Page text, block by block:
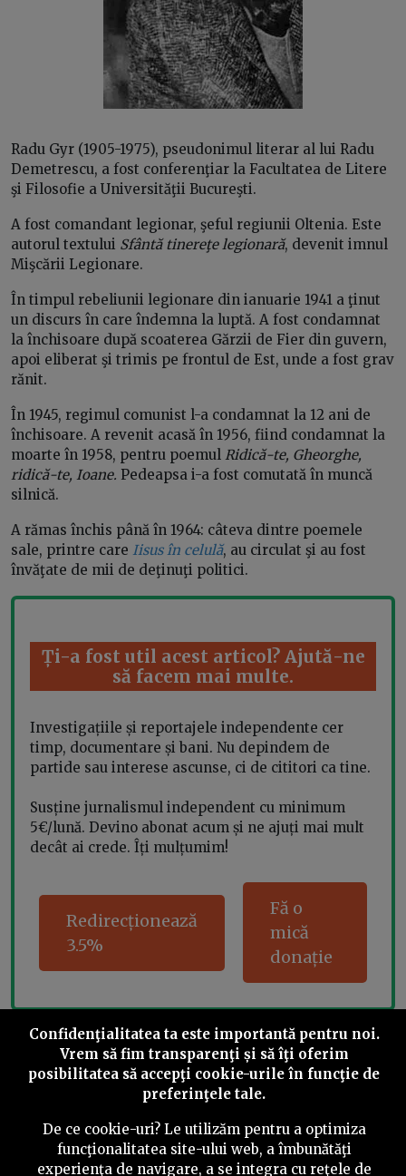
Radu Gyr (1905-1975), pseudonimul literar al lui Radu
Demetrescu, a fost conferenţiar la Facultatea de Litere
şi Filosofie a Universităţii Bucureşti.
A fost comandant legionar, şeful regiunii Oltenia. Este
autorul textului Sfântă tinereţe legionară, devenit imnul
Mişcării Legionare.
În timpul rebeliunii legionare din ianuarie 1941 a ţinut
un discurs în care îndemna la luptă. A fost condamnat
la închisoare după scoaterea Gărzii de Fier din guvern,
apoi eliberat şi trimis pe frontul de Est, unde a fost grav
rănit.
În 1945, regimul comunist l-a condamnat la 12 ani de
închisoare. A revenit acasă în 1956, fiind condamnat la
moarte în 1958, pentru poemul Ridică-te, Gheorghe,
ridică-te, Ioane. Pedeapsa i-a fost comutată în muncă
silnică.
A rămas închis până în 1964: câteva dintre poemele
sale, printre care Iisus în celulă, au circulat şi au fost
învăţate de mii de deţinuţi politici.
Ți-a fost util acest articol? Ajută-ne
să facem mai multe.
Investigațiile și reportajele independente cer
timp, documentare și bani. Nu depindem de
partide sau interese ascunse, ci de cititori ca tine.
Susține jurnalismul independent cu minimum
5€/lună. Devino abonat acum și ne ajuți mai mult
decât ai crede. Îți mulțumim!
Redirecționează
3.5%
Fă o
mică
donație
Share this
©2026 PressOne.ro
Confidenţialitatea ta este importantă pentru noi.
Vrem să fim transparenţi și să îţi oferim
posibilitatea să accepţi cookie-urile în funcţie de
preferinţele tale.
De ce cookie-uri? Le utilizăm pentru a optimiza
funcţionalitatea site-ului web, a îmbunătăţi
experienţa de navigare, a se integra cu reţele de